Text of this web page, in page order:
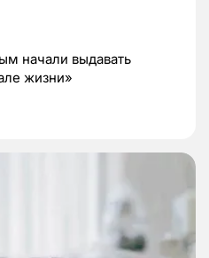
начали выдавать
жизни»